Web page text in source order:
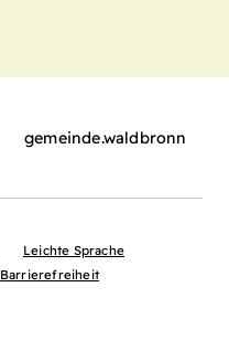
gemeinde.waldbronn
Leichte Sprache
Barrierefreiheit